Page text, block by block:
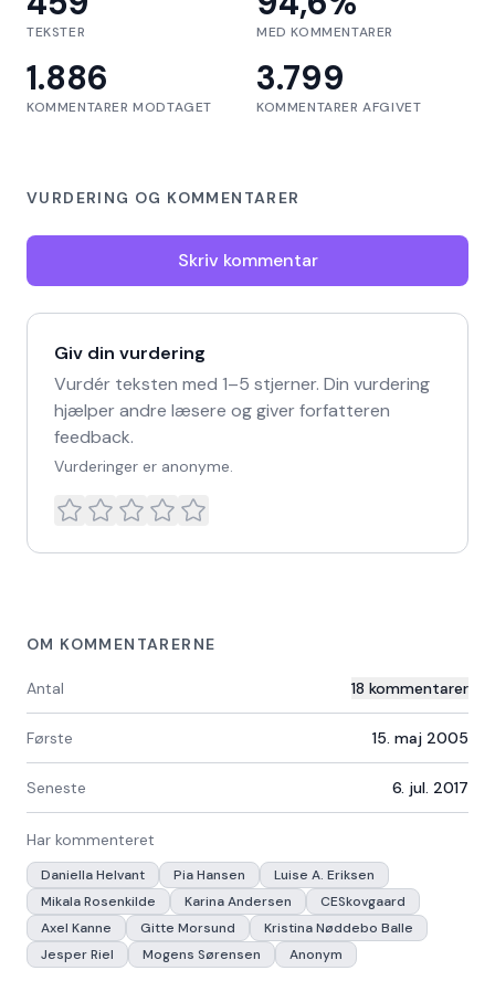
TEKSTER MED KOMMENTARER
1.886
KOMMENTARER MODTAGET
3.799
KOMMENTARER AFGIVET
VURDERING OG KOMMENTARER
Skriv kommentar
Giv din vurdering
Vurdér teksten med 1–5 stjerner. Din vurdering
hjælper andre læsere og giver forfatteren
feedback.
Vurderinger er anonyme.
OM KOMMENTARERNE
Antal 18 kommentarer
Første 15. maj 2005
Seneste 6. jul. 2017
Har kommenteret
Daniella Helvant Pia Hansen
Luise A. Eriksen
Mikala Rosenkilde
Karina Andersen
CESkovgaard
Axel Kanne
Gitte Morsund
Kristina Nøddebo Balle
Jesper Riel
Mogens Sørensen Anonym